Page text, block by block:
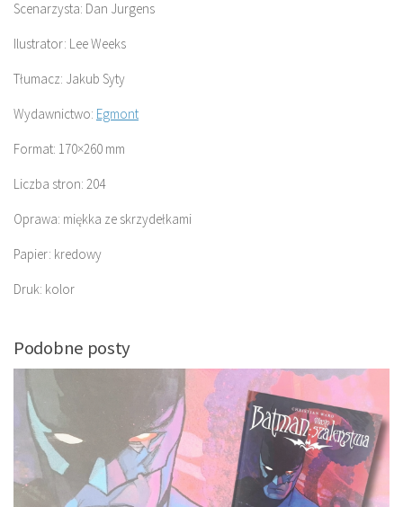
Scenarzysta: Dan Jurgens
Ilustrator: Lee Weeks
Tłumacz: Jakub Syty
Wydawnictwo: Egmont
Format: 170×260 mm
Liczba stron: 204
Oprawa: miękka ze skrzydełkami
Papier: kredowy
Druk: kolor
Podobne posty